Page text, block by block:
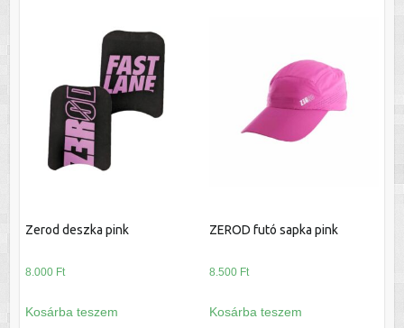
Zerod deszka pink
8.000 Ft
Kosárba teszem
ZEROD futó sapka pink
8.500 Ft
Kosárba teszem